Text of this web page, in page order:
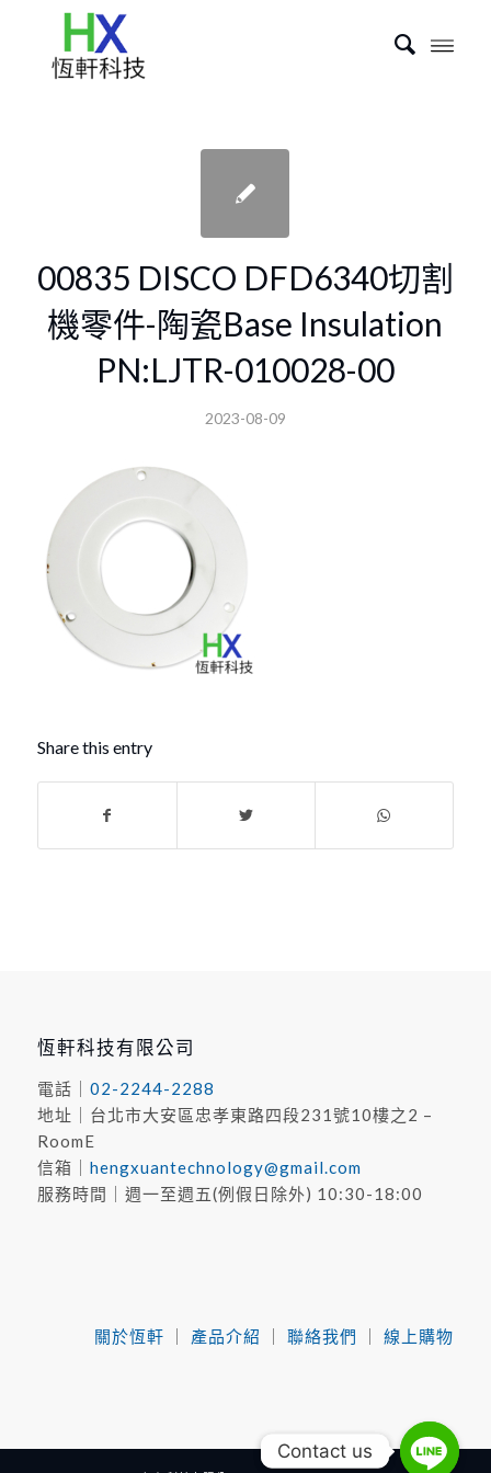
00835 DISCO DFD6340切割
機零件-陶瓷Base Insulation
PN:LJTR-010028-00
2023-08-09
Share this entry
恆軒科技有限公司
電話｜ 02-2244-2288
地址｜台北市⼤安區忠孝東路四段231號10樓之2 –
RoomE
信箱｜ hengxuantechnology@gmail.com
服務時間｜週一至週五(例假日除外) 10:30-18:00
關於恆軒 產品介紹 ｜聯絡我們 ｜線上購物
Contact us
Contact us